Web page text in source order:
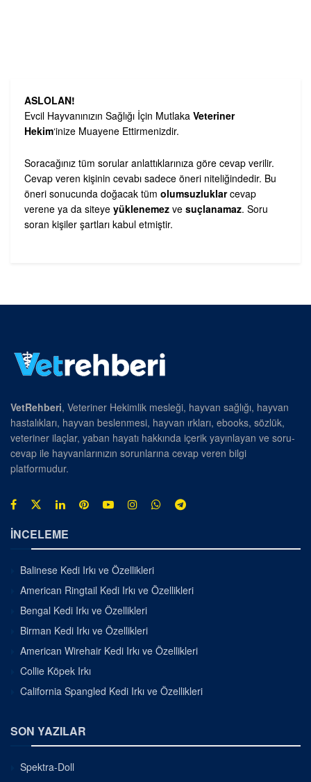
ASLOLAN!
Evcil Hayvanınızın Sağlığı İçin Mutlaka Veteriner
Hekim‘inize Muayene Ettirmenizdir.
Soracağınız tüm sorular anlattıklarınıza göre cevap verilir.
Cevap veren kişinin cevabı sadece öneri niteliğindedir. Bu
öneri sonucunda doğacak tüm olumsuzluklarcevap
verene ya da siteye yüklenemez ve suçlanamaz. Soru
soran kişiler şartları kabul etmiştir.
VetRehberi, Veteriner Hekimlik mesleği, hayvan sağlığı, hayvan
hastalıkları, hayvan beslenmesi, hayvan ırkları, ebooks, sözlük,
veteriner ilaçlar, yaban hayatı hakkında içerik yayınlayan ve soru-
cevap ile hayvanlarınızın sorunlarına cevap veren bilgi
platformudur.
İNCELEME
Balinese Kedi Irkı ve Özellikleri
American Ringtail Kedi Irkı ve Özellikleri
Bengal Kedi Irkı ve Özellikleri
Birman Kedi Irkı ve Özellikleri
American Wirehair Kedi Irkı ve Özellikleri
Collie Köpek Irkı
California Spangled Kedi Irkı ve Özellikleri
SON YAZILAR
Spektra-Doll